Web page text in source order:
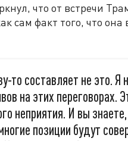
что от встречи
сам факт того, что она
то составляет не это.
на этих переговорах.
неприятия. И вы
позиции будут